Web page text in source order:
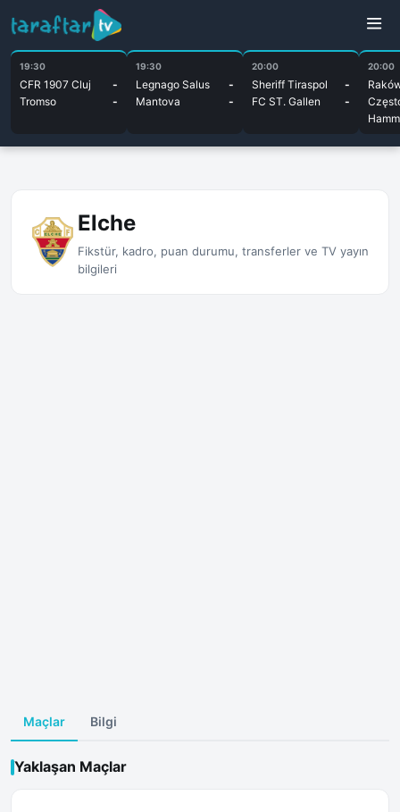
19:30
CFR 1907 Cluj
-
Tromso
-
19:30
Legnago Salus
-
Mantova
-
20:00
Sheriff Tiraspol
-
FC ST. Gallen
-
20:00
Elche
Fikstür, kadro, puan durumu, transferler ve TV yayın
bilgileri
Maçlar Bilgi
Yaklaşan Maçlar